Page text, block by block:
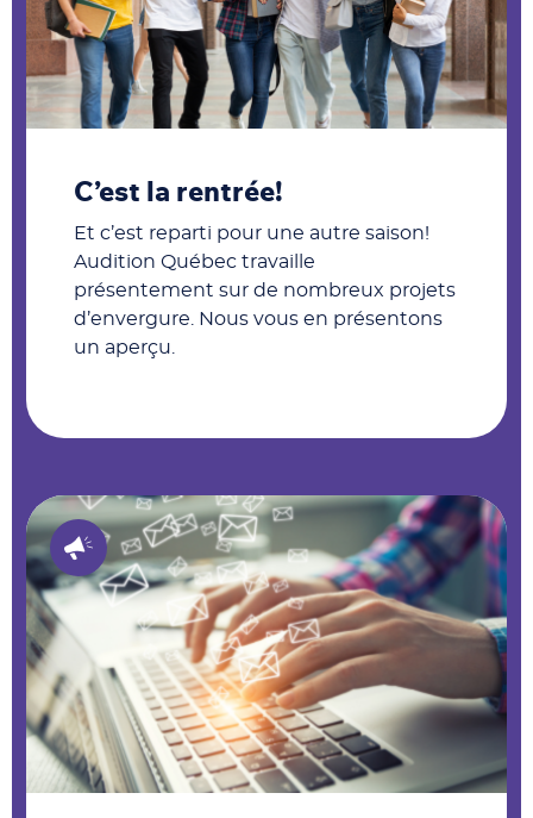
C’est la rentrée!
Et c’est reparti pour une autre saison!
Audition Québec travaille
présentement sur de nombreux projets
d’envergure. Nous vous en présentons
un aperçu.